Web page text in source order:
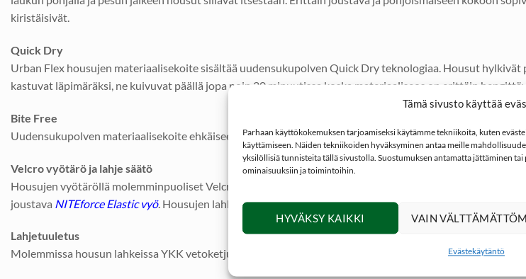
Tämä sivusto käyttää
Parhaan käyttökokemuksen tarjoamiseksi käytämme tekniikoita, kuten
käyttämiseen. Näiden tekniikoiden hyväksyminen antaa meille
yksilöllisiä tunnisteita tällä sivustolla. Suostumuksen antamatta jättäminen
ominaisuuksiin ja toimintoihin.
HYVÄKSY KAIKKI VAIN
Evästekäytäntö
kiristäisivät.
Quick Dry
Urban Flex housujen materiaalisekoite sisältää uudensukupolven Quick Dry teknologiaa. Housut
kastuvat läpimäräksi, ne kuivuvat päällä jopa noin 20 minuutissa koska materiaaliseos on erittäin
Bite Free
Uudensukupolven materiaalisekoite ehkäisee myös itikan pistot. Materiaalikudos ei päästä itikan kärsää
Velcro vyötärö ja lahje säätö
Housujen vyötäröllä molemminpuoliset Velcro tarranauhasäädöt joilla säädät helposti vyötärön juuri
joustava NITEforce Elastic vyö. Housujen lahkeissa Velcro tarranauhasäädöt joilla lahje voidaan kiristää
Lahjetuuletus
Molemmissa housun lahkeissa YKK vetoketju joilla housut voidaan avata ja saada raikas tuuletus esim